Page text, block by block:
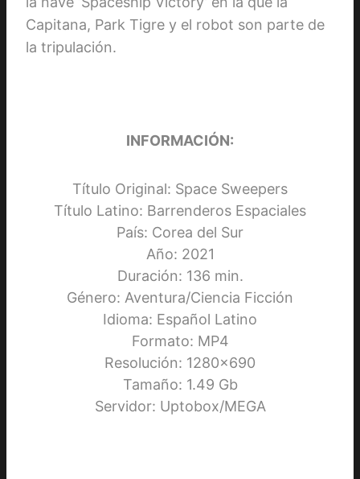
Capitana, Park Tigre y el robot son parte de
la tripulación.
INFORMACIÓN:
Título Original: Space Sweepers
Título Latino: Barrenderos Espaciales
País: Corea del Sur
Año: 2021
Duración: 136 min.
Género: Aventura/Ciencia Ficción
Idioma: Español Latino
Formato: MP4
Resolución: 1280×690
Tamaño: 1.49 Gb
Servidor: Uptobox/MEGA